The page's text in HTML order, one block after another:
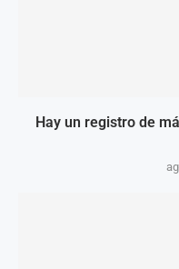
Hay un registro de